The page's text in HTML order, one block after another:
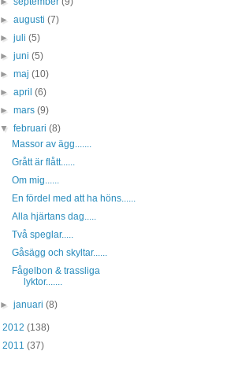
►augusti(7)
►juli(5)
►juni(5)
►maj(10)
►april(6)
►mars(9)
▼februari(8)
Massor av ägg.......
Grått är flått......
Om mig......
En fördel med att ha höns......
Alla hjärtans dag.....
Två speglar.....
Gåsägg och skyltar......
Fågelbon & trassliga
lyktor.......
►januari(8)
2012 (138)
2011 (37)